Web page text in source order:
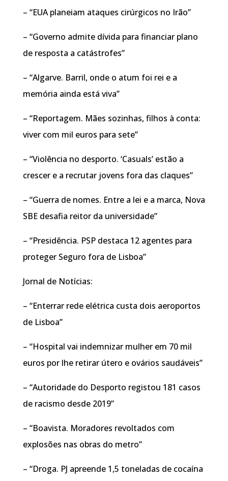
– “EUA planeiam ataques cirúrgicos no Irão”
– “Governo admite dívida para financiar plano
de resposta a catástrofes”
– “Algarve. Barril, onde o atum foi rei e a
memória ainda está viva”
– “Reportagem. Mães sozinhas, filhos à conta:
viver com mil euros para sete”
– “Violência no desporto. ‘Casuals’ estão a
crescer e a recrutar jovens fora das claques”
– “Guerra de nomes. Entre a lei e a marca, Nova
SBE desafia reitor da universidade”
– “Presidência. PSP destaca 12 agentes para
proteger Seguro fora de Lisboa”
Jornal de Notícias:
– “Enterrar rede elétrica custa dois aeroportos
de Lisboa”
– “Hospital vai indemnizar mulher em 70 mil
euros por lhe retirar útero e ovários saudáveis”
– “Autoridade do Desporto registou 181 casos
de racismo desde 2019”
– “Boavista. Moradores revoltados com
explosões nas obras do metro”
– “Droga. PJ apreende 1,5 toneladas de cocaína